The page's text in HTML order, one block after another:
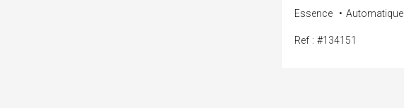
Essence
• Automatique
Ref : #134151